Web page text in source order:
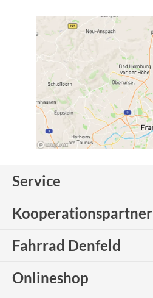
Service
Kooperationspartner
Fahrrad Denfeld
Onlineshop